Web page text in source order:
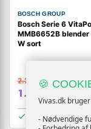
BOSCH GROUP
Bosch Serie 6
MMB6652B blender
W sort
2.219,-
1.819,-
På lager
🍪
Vivas.dk
- Nødvendige